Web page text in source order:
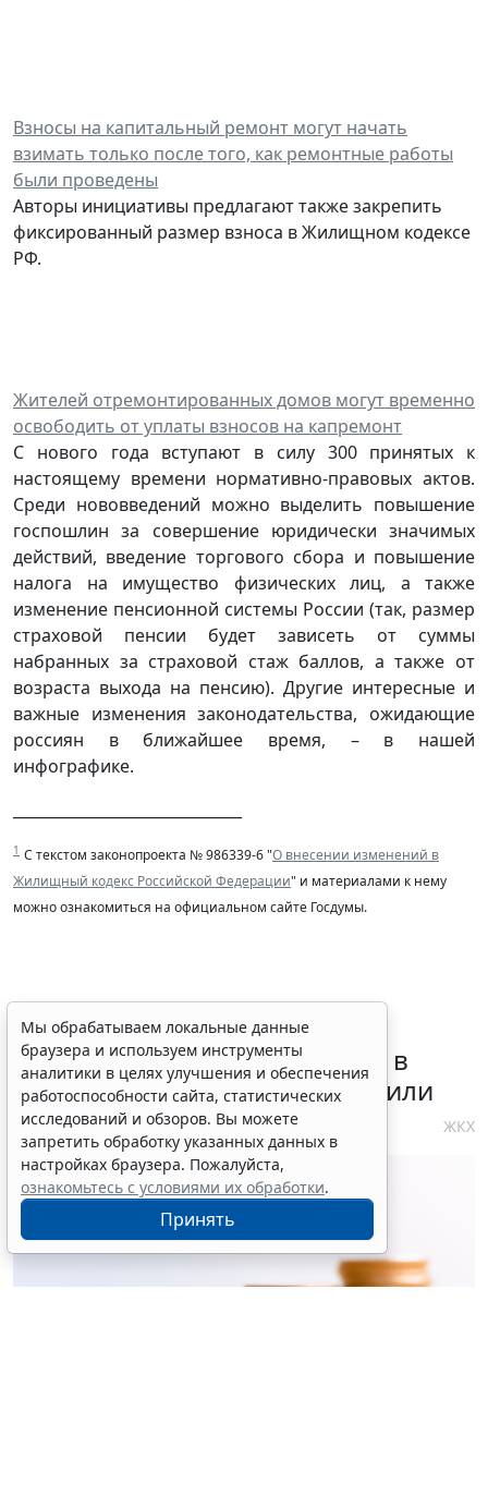
Взносы на капитальный ремонт могут начать
взимать только после того, как ремонтные работы
были проведены
Авторы инициативы предлагают также закрепить
фиксированный размер взноса в Жилищном кодексе
РФ.
Жителей отремонтированных домов могут временно
освободить от уплаты взносов на капремонт
С нового года вступают в силу 300 принятых к
настоящему времени нормативно-правовых актов.
Среди нововведений можно выделить повышение
госпошлин за совершение юридически значимых
действий, введение торгового сбора и повышение
налога на имущество физических лиц, а также
изменение пенсионной системы России (так, размер
страховой пенсии будет зависеть от суммы
набранных за страховой стаж баллов, а также от
возраста выхода на пенсию). Другие интересные и
важные изменения законодательства, ожидающие
россиян в ближайшее время, – в нашей
инфографике.
1 С текстом законопроекта № 986339-6 "О внесении изменений в
Жилищный кодекс Российской Федерации" и материалами к нему
можно ознакомиться на официальном сайте Госдумы.
Требования к контролю
реализации инвестпрограмм в
сфере теплоснабжения уточнили
4 августа 2026 10:58 ЖКХ
Мы обрабатываем локальные данные
браузера и используем инструменты
аналитики в целях улучшения и обеспечения
работоспособности сайта, статистических
исследований и обзоров. Вы можете
запретить обработку указанных данных в
настройках браузера. Пожалуйста,
ознакомьтесь с условиями их обработки.
Принять